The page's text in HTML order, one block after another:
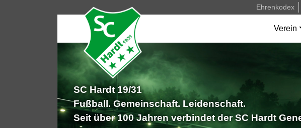
Ehrenkodex
Verein
SC Hardt 19/31
Fußball. Gemeinschaft. Leidenschaft.
Seit über 100 Jahren verbindet der SC Hardt